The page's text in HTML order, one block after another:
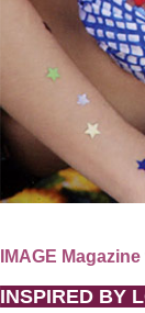
IMAGE Magazine
INSPIRED BY